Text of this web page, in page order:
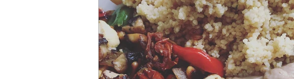
Rohkost-Rezepte Mittag- und Abendessen